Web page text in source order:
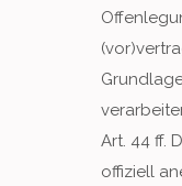
Art. 44 ff.
offiziell